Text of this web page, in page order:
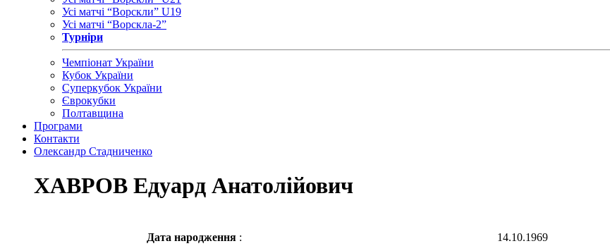
Усі матчі “Ворскли” U19
Усі матчі “Ворскла-2”
Турніри
Чемпіонат України
Кубок України
Суперкубок України
Єврокубки
Полтавщина
Програми
Контакти
Олександр Стадниченко
ХАВРОВ Едуард Анатолійович
Дата народження :
14.10.1969